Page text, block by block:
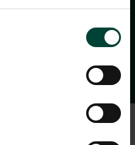
gange om ugen – og du